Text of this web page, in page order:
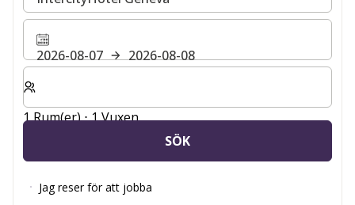
2026-08-07
2026-08-08
Välj antal rum och gäster för din vistelse
1 Rum(er) ⋅ 1 Vuxen
SÖK
Jag reser för att jobba